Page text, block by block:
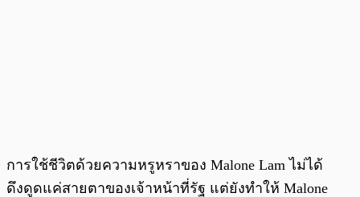
การใช้ชีวิตด้วยความหรูหราของ Malone Lam ไม่ได้
ดึงดูดแค่สายตาของเจ้าหน้าที่รัฐ แต่ยังทำให้ Malone